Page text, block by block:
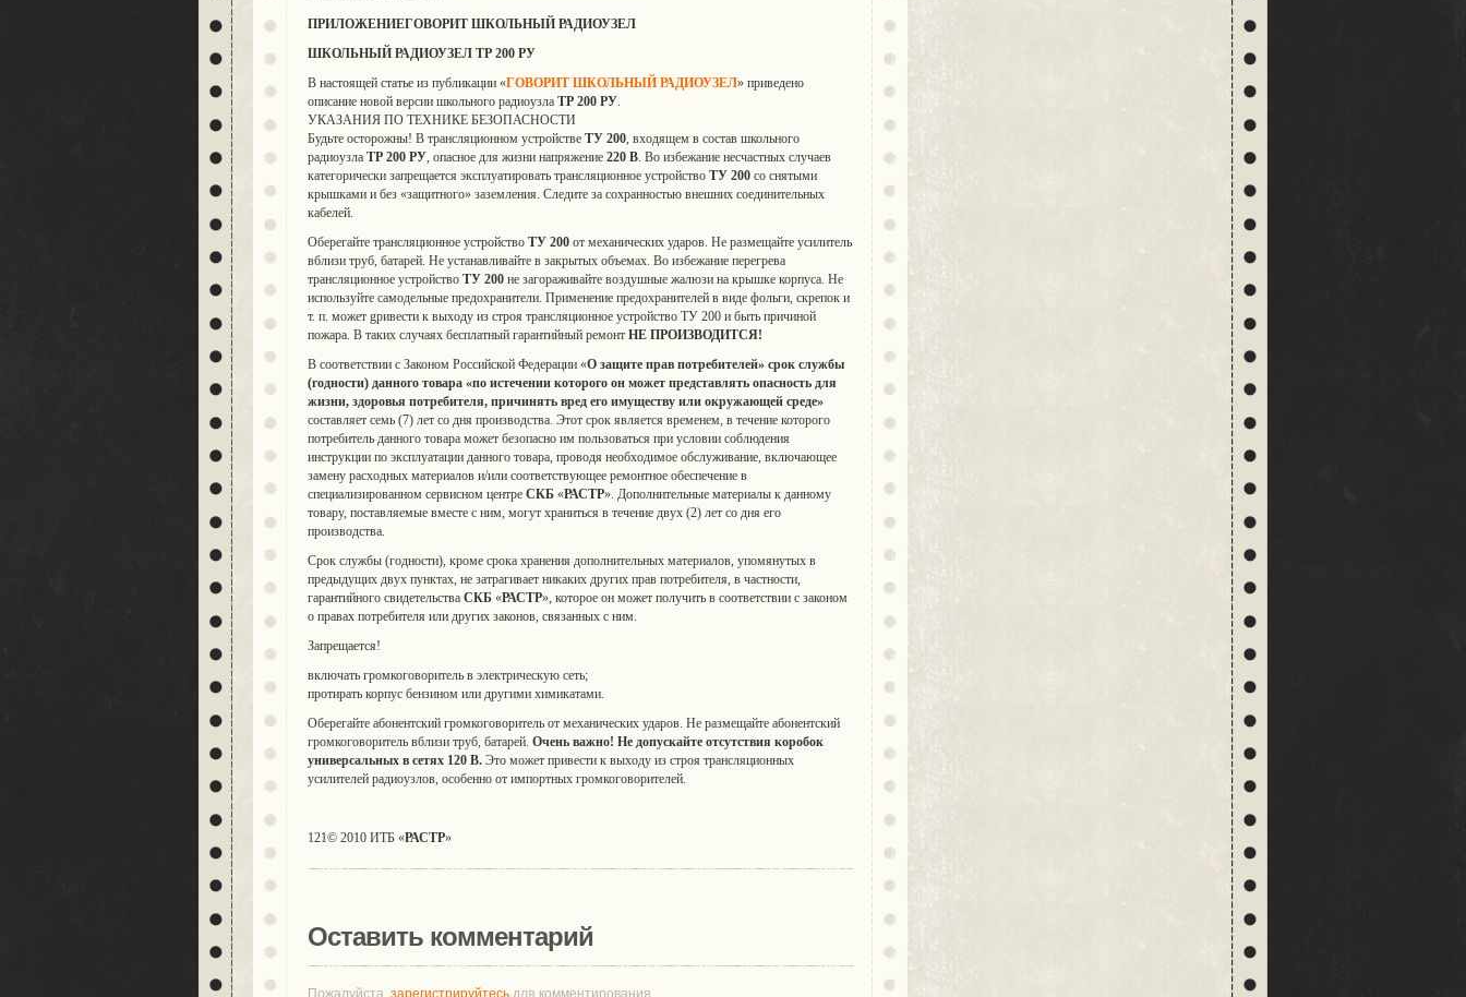
ПРИЛОЖЕНИЕГОВОРИТ ШКОЛЬНЫЙ РАДИОУЗЕЛ
ШКОЛЬНЫЙ РАДИОУЗЕЛ ТР 200 РУ
В настоящей статье из публикации «ГОВОРИТ ШКОЛЬНЫЙ РАДИОУЗЕЛ» приведено
описание новой версии школьного радиоузла ТР 200 РУ.
УКАЗАНИЯ ПО ТЕХНИКЕ БЕЗОПАСНОСТИ
Будьте осторожны! В трансляционном устройстве ТУ 200, входящем в состав школьного
радиоузла ТР 200 РУ, опасное для жизни напряжение 220 В. Во избежание несчастных случаев
категорически запрещается эксплуатировать трансляционное устройство ТУ 200 со снятыми
крышками и без «защитного» заземления. Следите за сохранностью внешних соединительных
кабелей.
Оберегайте трансляционное устройство ТУ 200 от механических ударов. Не размещайте усилитель
вблизи труб, батарей. Не устанавливайте в закрытых объемах. Во избежание перегрева
трансляционное устройство ТУ 200 не загораживайте воздушные жалюзи на крышке корпуса. Не
используйте самодельные предохранители. Применение предохранителей в виде фольги, скрепок и
т. п. может gривести к выходу из строя трансляционное устройство ТУ 200 и быть причиной
пожара. В таких случаях бесплатный гарантийный ремонт НЕ ПРОИЗВОДИТСЯ!
В соответствии с Законом Российской Федерации «О защите прав потребителей» срок службы
(годности) данного товара «по истечении которого он может представлять опасность для
жизни, здоровья потребителя, причинять вред его имуществу или окружающей среде»
составляет семь (7) лет со дня производства. Этот срок является временем, в течение которого
потребитель данного товара может безопасно им пользоваться при условии соблюдения
инструкции по эксплуатации данного товара, проводя необходимое обслуживание, включающее
замену расходных материалов и/или соответствующее ремонтное обеспечение в
специализированном сервисном центре СКБ «РАСТР». Дополнительные материалы к данному
товару, поставляемые вместе с ним, могут храниться в течение двух (2) лет со дня его
производства.
Срок службы (годности), кроме срока хранения дополнительных материалов, упомянутых в
предыдущих двух пунктах, не затрагивает никаких других прав потребителя, в частности,
гарантийного свидетельства СКБ «РАСТР», которое он может получить в соответствии с законом
о правах потребителя или других законов, связанных с ним.
Запрещается!
включать громкоговоритель в электрическую сеть;
протирать корпус бензином или другими химикатами.
Оберегайте абонентский громкоговоритель от механических ударов. Не размещайте абонентский
громкоговоритель вблизи труб, батарей. Очень важно! Не допускайте отсутствия коробок
универсальных в сетях 120 В. Это может привести к выходу из строя трансляционных
усилителей радиоузлов, особенно от импортных громкоговорителей.
121© 2010 ИТБ «РАСТР»
Оставить комментарий
Пожалуйста, зарегистрируйтесь для комментирования.